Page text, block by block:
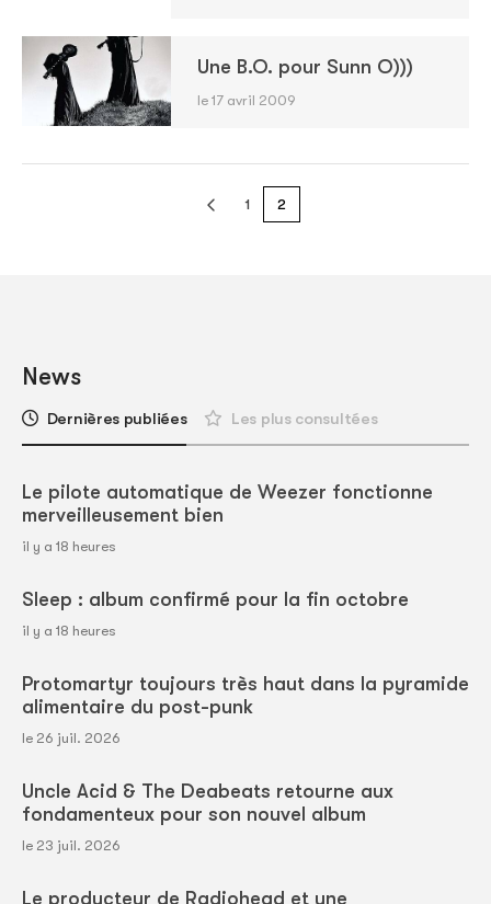
Une B.O. pour Sunn O)))
le 17 avril 2009
1 2
News
Dernières publiées Les plus consultées
Le pilote automatique de Weezer fonctionne
merveilleusement bien
il y a 18 heures
Sleep : album confirmé pour la fin octobre
il y a 18 heures
Protomartyr toujours très haut dans la pyramide
alimentaire du post-punk
le 26 juil. 2026
Uncle Acid & The Deabeats retourne aux
fondamenteux pour son nouvel album
le 23 juil. 2026
Le producteur de Radiohead et une